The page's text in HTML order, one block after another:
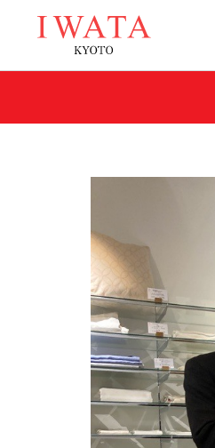
スプリングを超えた匠のマットレス
ラークオール
イワタ製品の特徴
自然素材の国産オーダー寝具